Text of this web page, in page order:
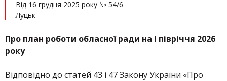
Від 16 грудня 2025 року № 54/6
Луцьк
Про план роботи обласної ради на І півріччя 2026
року
Відповідно до статей 43 і 47 Закону України «Про